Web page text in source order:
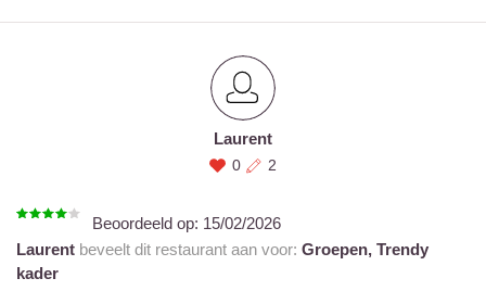
Laurent
0 2
Beoordeeld op: 15/02/2026
Laurent beveelt dit restaurant aan voor: Groepen, Trendy
kader